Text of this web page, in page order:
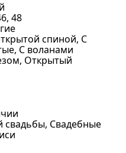
48
спиной, С
С воланами
Открытый
свадьбы, Свадебные